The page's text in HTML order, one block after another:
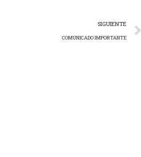
SIGUIENTE
COMUNICADO IMPORTANTE